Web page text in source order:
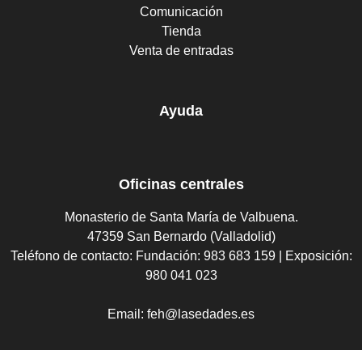
Comunicación
Tienda
Venta de entradas
Ayuda
Oficinas centrales
Monasterio de Santa María de Valbuena.
47359 San Bernardo (Valladolid)
Teléfono de contacto: Fundación: 983 683 159 | Exposición:
980 041 023
Email: feh@lasedades.es